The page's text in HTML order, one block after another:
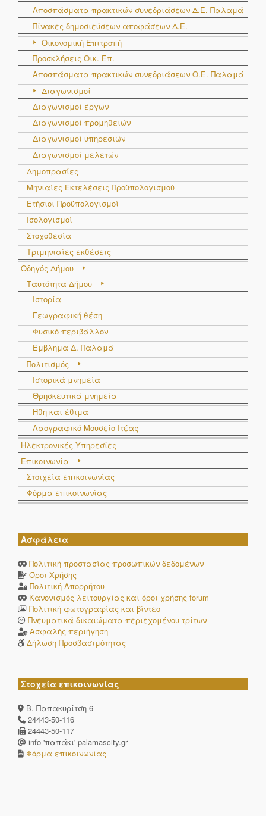
Αποσπάσματα πρακτικών συνεδριάσεων Δ.E. Παλαμά
Πίνακες δημοσιεύσεων αποφάσεων Δ.Ε.
Οικονομική Επιτροπή
Προσκλήσεις Οικ. Επ.
Αποσπάσματα πρακτικών συνεδριάσεων Ο.E. Παλαμά
Διαγωνισμοί
Διαγωνισμοί έργων
Διαγωνισμοί προμηθειών
Διαγωνισμοί υπηρεσιών
Διαγωνισμοί μελετών
Δημοπρασίες
Μηνιαίες Εκτελέσεις Προϋπολογισμού
Ετήσιοι Προϋπολογισμοί
Ισολογισμοί
Στοχοθεσία
Τριμηνιαίες εκθέσεις
Οδηγός Δήμου
Ταυτότητα Δήμου
Ιστορία
Γεωγραφική θέση
Φυσικό περιβάλλον
Έμβλημα Δ. Παλαμά
Πολιτισμός
Ιστορικά μνημεία
Θρησκευτικά μνημεία
Ήθη και έθιμα
Λαογραφικό Μουσείο Ιτέας
Ηλεκτρονικές Υπηρεσίες
Επικοινωνία
Στοιχεία επικοινωνίας
Φόρμα επικοινωνίας
Ασφάλεια
Πολιτική προστασίας προσωπικών δεδομένων
Όροι Χρήσης
Πολιτική Απορρήτου
Κανονισμός λειτουργίας και όροι χρήσης forum
Πολιτική φωτογραφίας και βίντεο
Πνευματικά δικαιώματα περιεχομένου τρίτων
Ασφαλής περιήγηση
Δήλωση Προσβασιμότητας
Στοχεία επικοινωνίας
Β. Παπακυρίτση 6
24443-50-116
24443-50-117
info 'παπάκι' palamascity.gr
Φόρμα επικοινωνίας